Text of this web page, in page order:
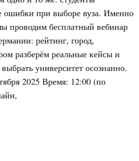
при выборе вуза. Именно
проводим бесплатный вебинар
рейтинг, город,
разберём реальные кейсы и
университет осознанно.
2025 Время: 12:00 (по